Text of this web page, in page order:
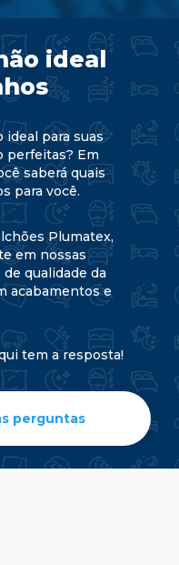
ideal
ideal para suas
perfeitas? Em
saberá quais
para você.
Plumatex,
em nossas
qualidade da
acabamentos e
tem a resposta!
perguntas